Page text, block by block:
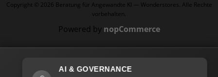
Copyright © 2026 Beratung für Angewandte KI — Wonderstores. Alle Rechte
vorbehalten.
Powered by nopCommerce
AI & GOVERNANCE